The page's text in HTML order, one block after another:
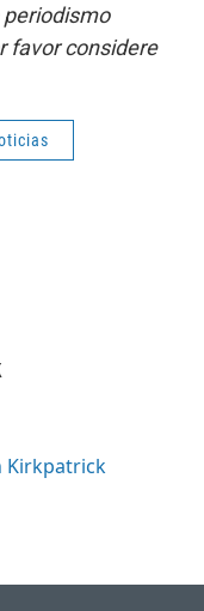
favor considere
Kirkpatrick